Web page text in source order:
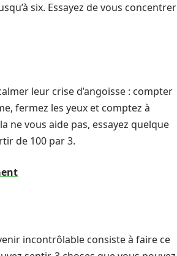
six. Essayez de vous concentrer
leur crise d’angoisse : compter
fermez les yeux et comptez à
ne vous aide pas, essayez quelque
de 100 par 3.
incontrôlable consiste à faire ce